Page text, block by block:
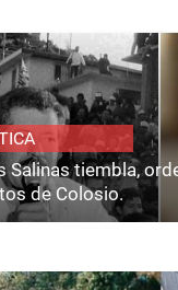
Salinas tiembla,
de Colosio.